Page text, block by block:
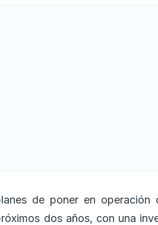
de poner en operación
dos años, con una